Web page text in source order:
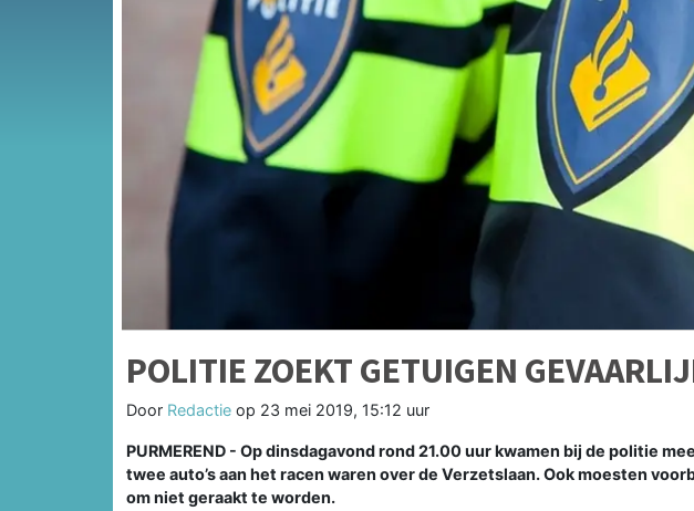
POLITIE ZOEKT GETUIGEN
Door Redactie op 23 mei 2019, 15:12 uur
PURMEREND - Op dinsdagavond rond 21.00 uur kwamen bij de politie
twee auto’s aan het racen waren over de Verzetslaan. Ook moesten
om niet geraakt te worden.